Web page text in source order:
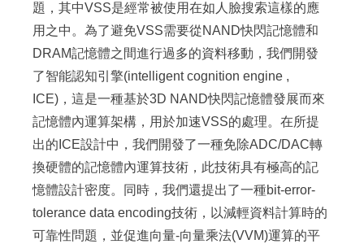
題，其中VSS是經常被使用在如人臉搜索這樣的應
用之中。為了避免VSS需要從NAND快閃記憶體和
DRAM記憶體之間進行過多的資料移動，我們開發
了智能認知引擎(intelligent cognition engine ,
ICE)，這是一種基於3D NAND快閃記憶體發展而來
記憶體內運算架構，用於加速VSS的處理。在所提
出的ICE設計中，我們開發了一種免除ADC/DAC轉
換硬體的記憶體內運算技術，此技術具有極高的記
憶體設計密度。同時，我們還提出了一種bit-error-
tolerance data encoding技術，以減輕資料計算時的
可靠性問題，並促進向量-向量乘法(VVM)運算的平